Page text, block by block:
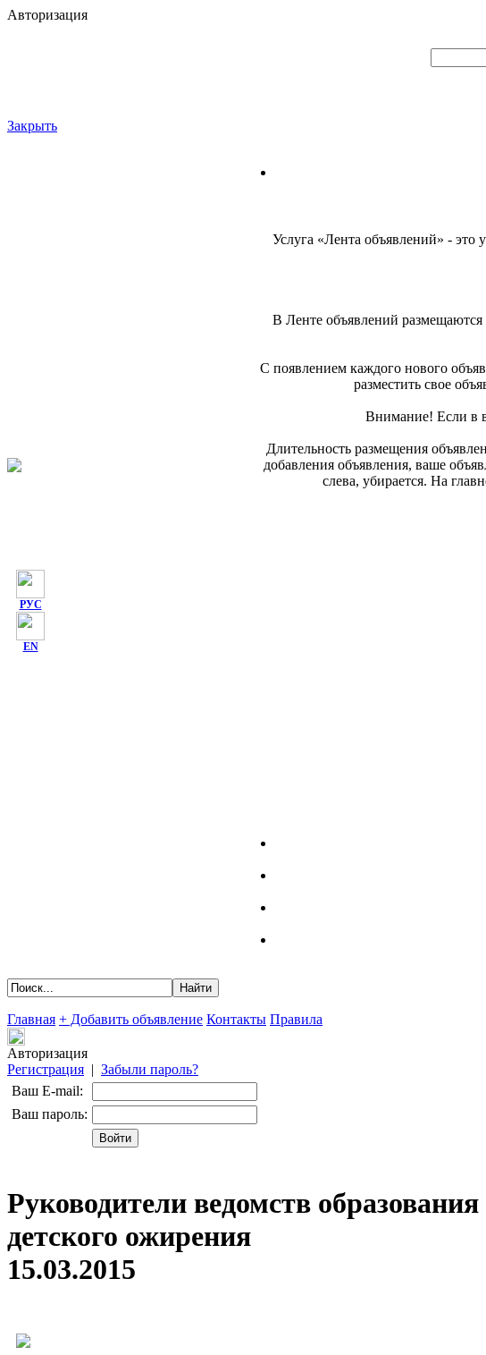
Авторизация
Закрыть
РУС
EN
Услуга «Лента объявлений» - это
В Ленте объявлений
С появлением каждого нового
разместить свое
Внимание! Если в
Длительность размещения
добавления объявления, ваше
слева, убирается. На
Главная + Добавить объявление Контакты Правила
Авторизация
Регистрация | Забыли пароль?
Ваш E-mail:
Ваш пароль:
Руководители ведомств
детского ожирения
15.03.2015